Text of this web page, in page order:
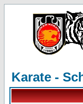
Karate -